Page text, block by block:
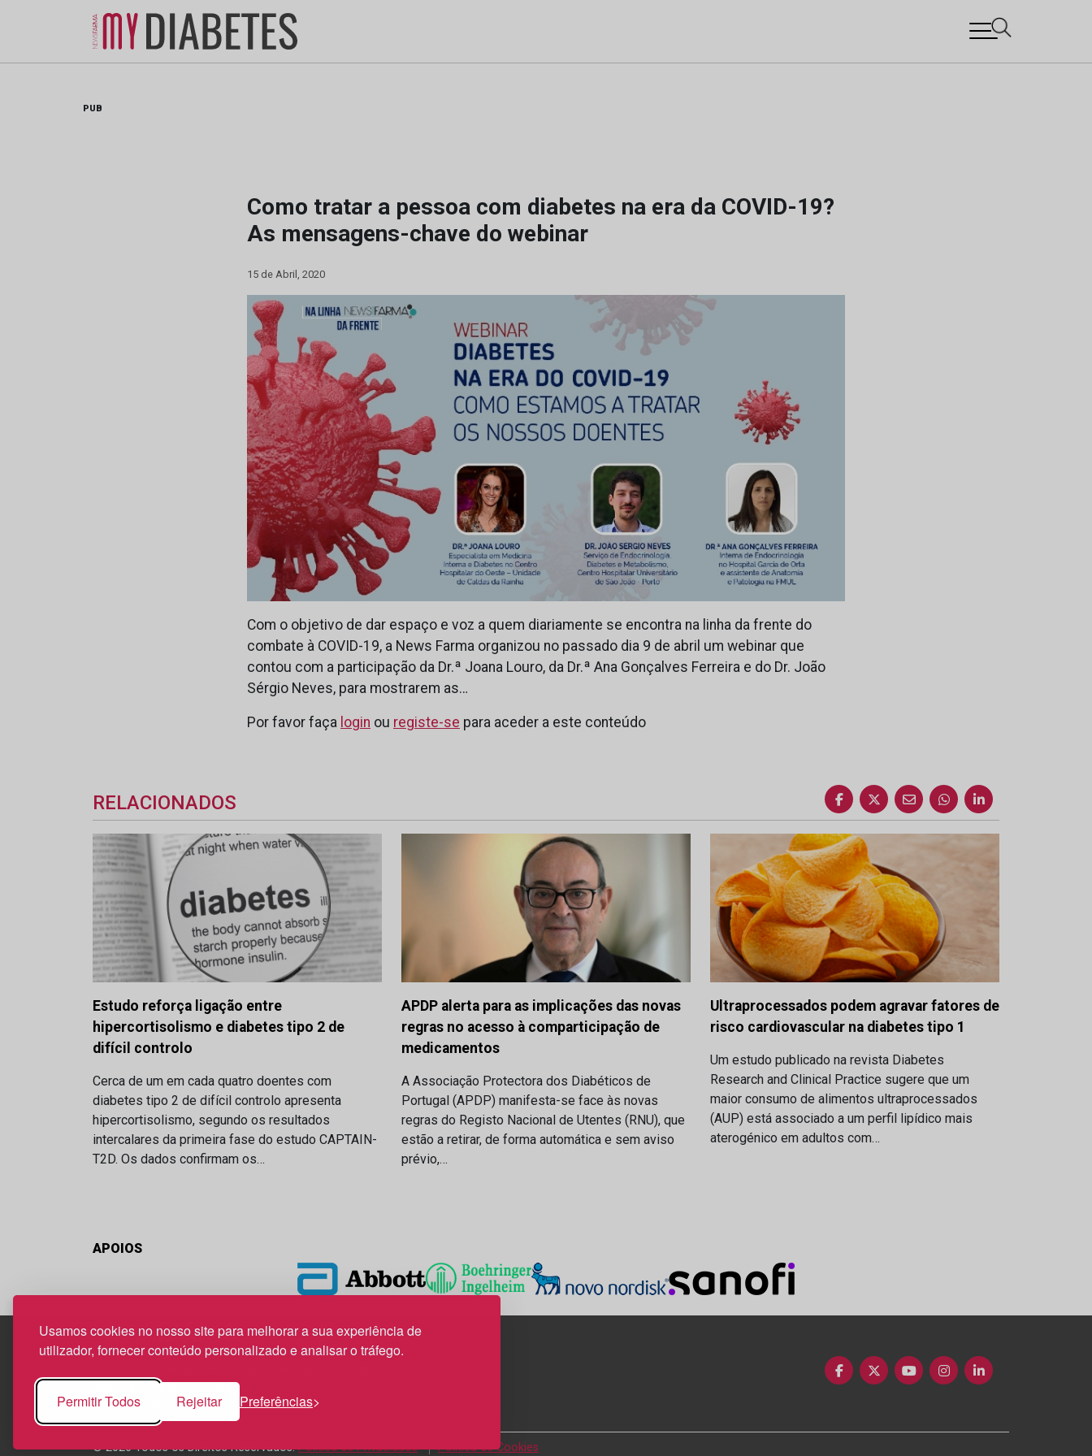
Usamos cookies no nosso site para melhorar a sua experiência de
utilizador, fornecer conteúdo personalizado e analisar o tráfego.
Permitir Todos Rejeitar Preferências
PUB
Como tratar a pessoa com diabetes na era da COVID-19?
As mensagens-chave do webinar
15 de Abril, 2020
Com o objetivo de dar espaço e voz a quem diariamente se encontra na linha da frente do
combate à COVID-19, a News Farma organizou no passado dia 9 de abril um webinar que
contou com a participação da Dr.ª Joana Louro, da Dr.ª Ana Gonçalves Ferreira e do Dr. João
Sérgio Neves, para mostrarem as…
Por favor faça login ou registe-se para aceder a este conteúdo
RELACIONADOS
Estudo reforça ligação entre
hipercortisolismo e diabetes tipo 2 de
difícil controlo
Cerca de um em cada quatro doentes com
diabetes tipo 2 de difícil controlo apresenta
hipercortisolismo, segundo os resultados
intercalares da primeira fase do estudo CAPTAIN-
T2D. Os dados confirmam os…
APDP alerta para as implicações das novas
regras no acesso à comparticipação de
medicamentos
A Associação Protectora dos Diabéticos de
Portugal (APDP) manifesta-se face às novas
regras do Registo Nacional de Utentes (RNU), que
estão a retirar, de forma automática e sem aviso
prévio,…
Ultraprocessados podem agravar fatores de
risco cardiovascular na diabetes tipo 1
Um estudo publicado na revista Diabetes
Research and Clinical Practice sugere que um
maior consumo de alimentos ultraprocessados
(AUP) está associado a um perfil lipídico mais
aterogénico em adultos com…
APOIOS
1800-282 Lisboa | Portugal
21 850 40 65
© 2026 Todos os Direitos Reservados.Política de Privacidade Política de Cookies